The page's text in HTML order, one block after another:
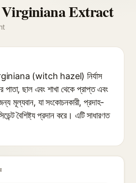
Extract
(witch hazel) নির্যাস
ছাল এবং শাখা থেকে প্রাপ্ত এবং
মূল্যবান, যা সংকোচনকারী, প্রদাহ-
বৈশিষ্ট্য প্রদান করে। এটি সাধারণত